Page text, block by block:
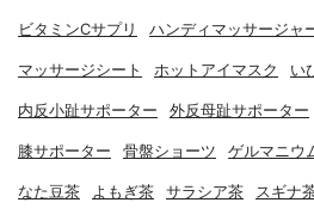
ビタミンCサプリ ハンディマッサージャ
マッサージシート ホットアイマスク い
内反小趾サポーター 外反母趾サポーター
膝サポーター 骨盤ショーツ ゲルマニウ
なた豆茶 よもぎ茶 サラシア茶 スギナ